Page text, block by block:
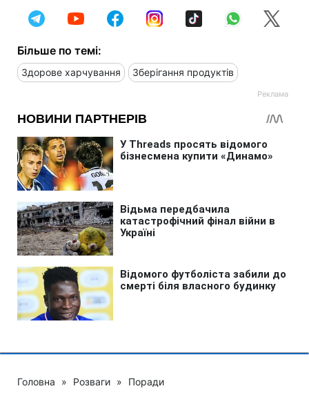
Більше по темі:
Здорове харчування Зберігання продуктів
Головна » Розваги » Поради